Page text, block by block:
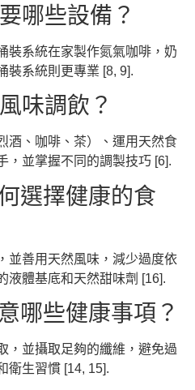
哪些設備？
裝系統在家製作氮氣咖啡，奶
裝系統則更專業 [8, 9].
味調飲？
酒、咖啡、茶）、運用天然食
，並掌握不同的調製技巧 [6].
選擇健康的食
並善用天然風味，減少過度依
液體基底和天然甜味劑 [16].
哪些健康事項？
，並攝取足夠的纖維，避免過
衛生習慣 [14, 15].